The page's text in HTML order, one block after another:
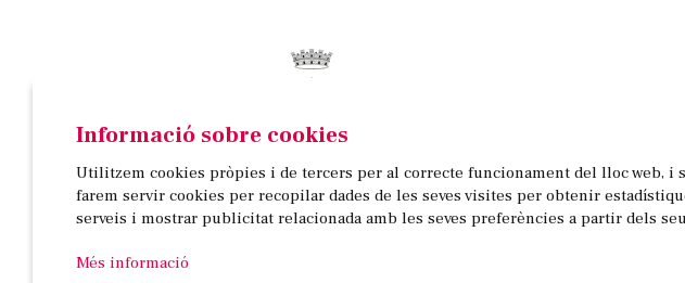
Passeig de la Indústria, 25, 3a planta | 17820 Banyoles
972 58 18 48 | 972 57 00 50
Informació sobre cookies
Utilitzem cookies pròpies i de tercers per al correcte funcionament del lloc web, i
farem servir cookies per recopilar dades de les seves visites per obtenir
serveis i mostrar publicitat relacionada amb les seves preferències a partir dels
Més informació